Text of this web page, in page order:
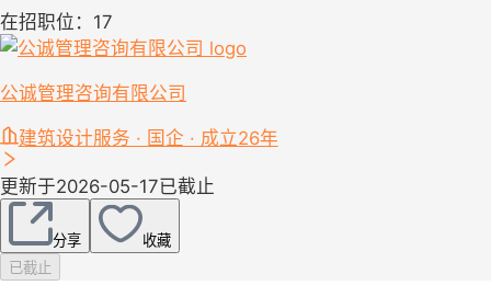
在招职位：17
公诚管理咨询有限公司
建筑设计服务 · 国企 · 成立26年
更新于2026-05-17已截止
分享
收藏
已截止